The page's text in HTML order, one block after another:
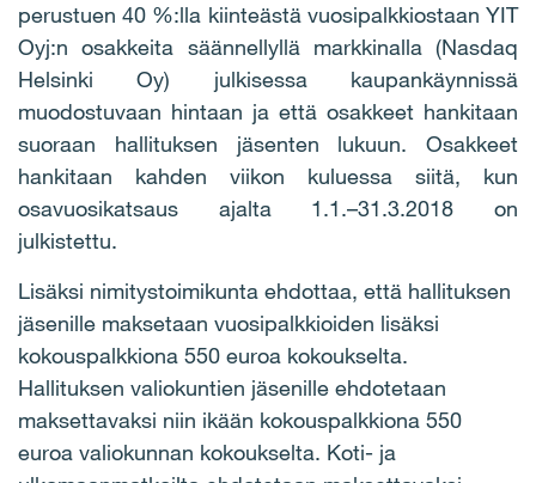
perustuen 40 %:lla kiinteästä vuosipalkkiostaan YIT
Oyj:n osakkeita säännellyllä markkinalla (Nasdaq
Helsinki Oy) julkisessa kaupankäynnissä
muodostuvaan hintaan ja että osakkeet hankitaan
suoraan hallituksen jäsenten lukuun. Osakkeet
hankitaan kahden viikon kuluessa siitä, kun
osavuosikatsaus ajalta 1.1.–31.3.2018 on
julkistettu.
Lisäksi nimitystoimikunta ehdottaa, että hallituksen
jäsenille maksetaan vuosipalkkioiden lisäksi
kokouspalkkiona 550 euroa kokoukselta.
Hallituksen valiokuntien jäsenille ehdotetaan
maksettavaksi niin ikään kokouspalkkiona 550
euroa valiokunnan kokoukselta. Koti- ja